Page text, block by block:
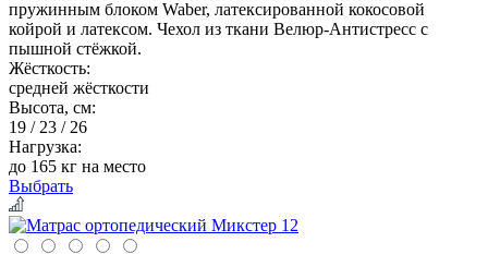
пружинным блоком Waber, латексированной кокосовой
койрой и латексом. Чехол из ткани Велюр-Антистресс с
пышной стёжкой.
Жёсткость:
средней жёсткости
Высота, см:
19 / 23 / 26
Нагрузка:
до 165 кг на место
Выбрать